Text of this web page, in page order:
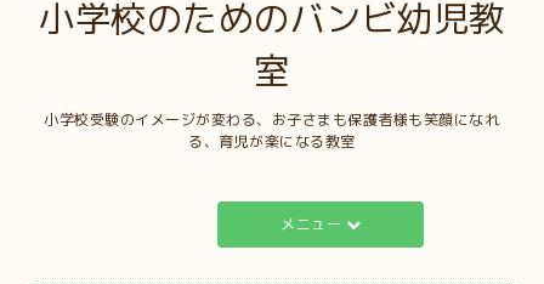
小学校のためのバンビ幼児教
室
小学校受験のイメージが変わる、お子さまも保護者様も笑顔になれ
る、育児が楽になる教室
メニュー